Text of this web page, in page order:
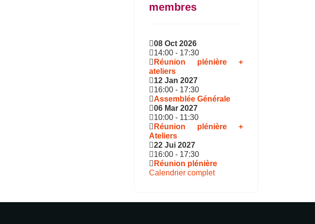
membres
08 Oct 2026
14:00 - 17:30
Réunion plénière +
ateliers
12 Jan 2027
16:00 - 17:30
Assemblée Générale
06 Mar 2027
10:00 - 11:30
Réunion plénière +
Ateliers
22 Jui 2027
16:00 - 17:30
Réunion plénière
Calendrier complet